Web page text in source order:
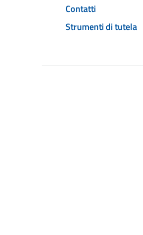
Contatti
Strumenti di tutela